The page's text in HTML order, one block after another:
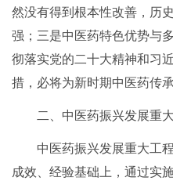
然没有得到根本性改善，历
强；三是中医药特色优势与
彻落实党的二十大精神和习
措，必将为新时期中医药传
二、中医药振兴发展重
中医药振兴发展重大工
成效、经验基础上，通过实